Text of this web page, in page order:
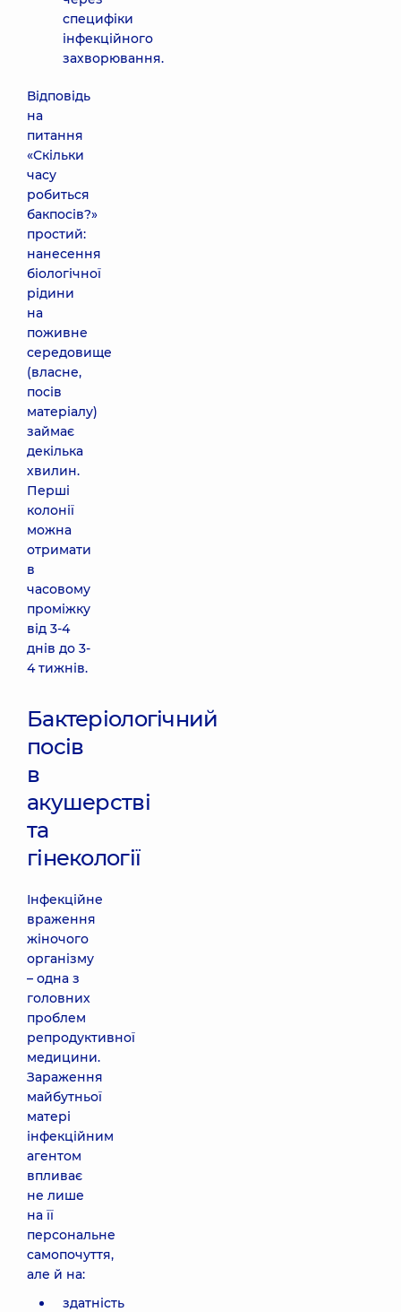
специфіки
інфекційного
захворювання.
Відповідь
на
питання
«Скільки
часу
робиться
бакпосів?»
простий:
нанесення
біологічної
рідини
на
поживне
середовище
(власне,
посів
матеріалу)
займає
декілька
хвилин.
Перші
колонії
можна
отримати
в
часовому
проміжку
від 3-4
днів до 3-
4 тижнів.
Бактеріологічний
посів
в
акушерстві
та
гінекології
Інфекційне
враження
жіночого
організму
– одна з
головних
проблем
репродуктивної
медицини.
Зараження
майбутньої
матері
інфекційним
агентом
впливає
не лише
на її
персональне
самопочуття,
але й на:
здатність